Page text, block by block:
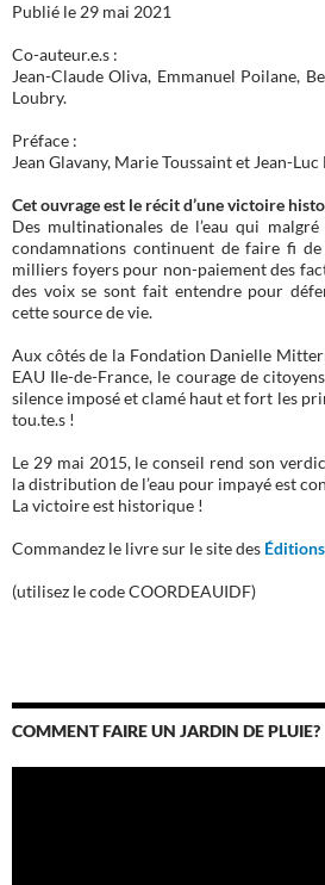
Publié le 29 mai 2021
Co-auteur.e.s :
Jean-Claude Oliva, Emmanuel Poilane,
Loubry.
Préface :
Jean Glavany, Marie Toussaint et Jean-
Cet ouvrage est le récit d’une victoire
Des multinationales de l’eau qui
condamnations continuent de faire fi
milliers foyers pour non-paiement des
des voix se sont fait entendre pour
cette source de vie.
Aux côtés de la Fondation Danielle
EAU Ile-de-France, le courage de
silence imposé et clamé haut et fort les
tou.te.s !
Le 29 mai 2015, le conseil rend son
la distribution de l’eau pour impayé est
La victoire est historique !
Commandez le livre sur le site des
(utilisez le code COORDEAUIDF)
COMMENT FAIRE UN JARDIN DE PLUIE?